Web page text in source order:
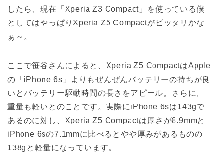
したら、現在「Xperia Z3 Compact」を使っている僕
としてはやっぱりXperia Z5 Compactがピッタリかな
ぁ～。
ここで笹谷さんによると、Xperia Z5 CompactはApple
の「iPhone 6s」よりもぜんぜんバッテリーの持ちが良
いとバッテリー駆動時間の長さをアピール。さらに、
重量も軽いとのことです。実際にiPhone 6sは143gで
あるのに対し、Xperia Z5 Compactは厚さが8.9mmと
iPhone 6sの7.1mmに比べるとやや厚みがあるものの
138gと軽量になっています。